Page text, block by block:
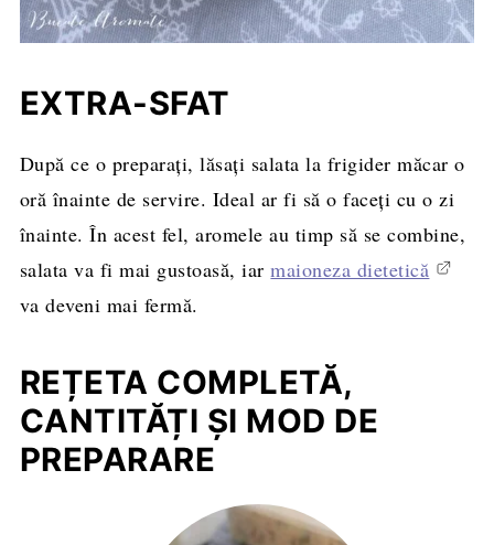
EXTRA-SFAT
După ce o preparați, lăsați salata la frigider măcar o
oră înainte de servire. Ideal ar fi să o faceți cu o zi
înainte. În acest fel, aromele au timp să se combine,
salata va fi mai gustoasă, iarmaioneza dietetică
va deveni mai fermă.
REȚETA COMPLETĂ,
CANTITĂȚI ȘI MOD DE
PREPARARE